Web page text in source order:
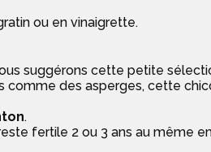
ou en vinaigrette.
suggérons cette petite
des asperges, cette
.
fertile 2 ou 3 ans au même